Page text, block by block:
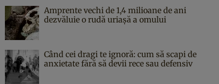
Amprente vechi de 1,4 milioane de ani
dezvăluie o rudă uriașă a omului
Când cei dragi te ignoră: cum să scapi de
anxietate fără să devii rece sau defensiv